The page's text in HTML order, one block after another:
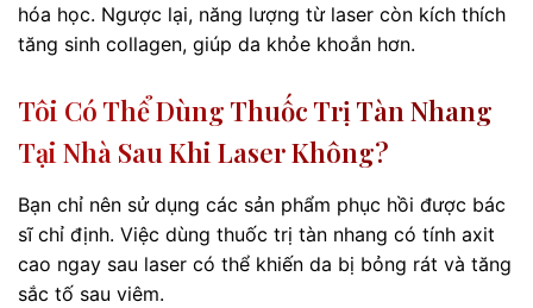
hóa học. Ngược lại, năng lượng từ laser còn kích thích
tăng sinh collagen, giúp da khỏe khoắn hơn.
Tôi Có Thể Dùng Thuốc Trị Tàn Nhang
Tại Nhà Sau Khi Laser Không?
Bạn chỉ nên sử dụng các sản phẩm phục hồi được bác
sĩ chỉ định. Việc dùng thuốc trị tàn nhang có tính axit
cao ngay sau laser có thể khiến da bị bỏng rát và tăng
sắc tố sau viêm.